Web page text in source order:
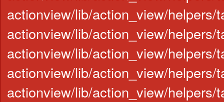
actionview/lib/action_view/helpers/
actionview/lib/action_view/helpers/
actionview/lib/action_view/helpers/
actionview/lib/action_view/helpers/
actionview/lib/action_view/helpers/